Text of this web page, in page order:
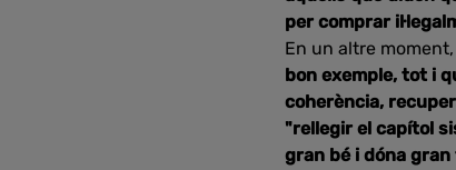
per comprar
En un altre moment,
bon exemple, tot i
coherència,
"rellegir el capítol
gran bé i dóna